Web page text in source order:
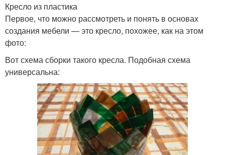
Кресло из пластика
Первое, что можно рассмотреть и понять в основах
создания мебели — это кресло, похожее, как на этом
фото:
Вот схема сборки такого кресла. Подобная схема
универсальна: